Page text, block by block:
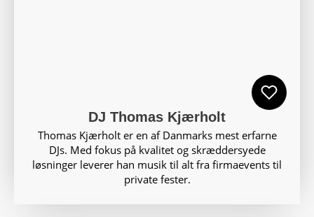
DJ Thomas Kjærholt
Thomas Kjærholt er en af Danmarks mest erfarne
DJs. Med fokus på kvalitet og skræddersyede
løsninger leverer han musik til alt fra firmaevents til
private fester.